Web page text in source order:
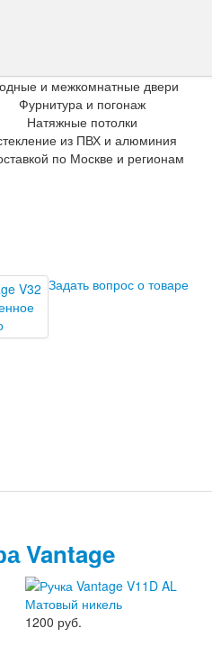
и межкомнатные двери
Фурнитура и погонаж
Натяжные потолки
из ПВХ и алюминия
по Москве и регионам
Задать вопрос о товаре
Vantage
1200 руб.